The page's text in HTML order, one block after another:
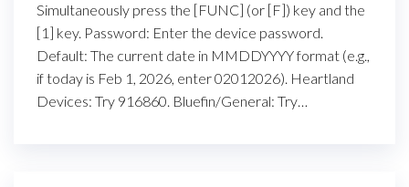
Simultaneously press the [FUNC] (or [F]) key and the
[1] key. Password: Enter the device password.
Default: The current date in MMDDYYYY format (e.g.,
if today is Feb 1, 2026, enter 02012026). Heartland
Devices: Try 916860. Bluefin/General: Try…